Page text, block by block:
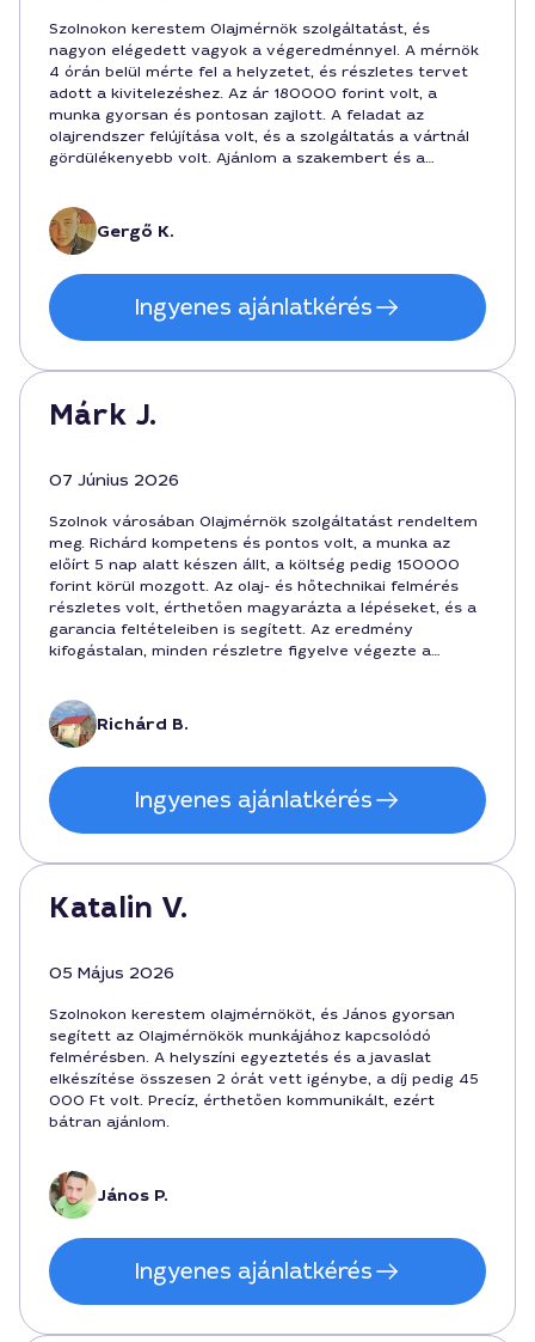
Szolnokon kerestem Olajmérnök szolgáltatást, és
nagyon elégedett vagyok a végeredménnyel. A mérnök
4 órán belül mérte fel a helyzetet, és részletes tervet
adott a kivitelezéshez. Az ár 180000 forint volt, a
munka gyorsan és pontosan zajlott. A feladat az
olajrendszer felújítása volt, és a szolgáltatás a vártnál
gördülékenyebb volt. Ajánlom a szakembert és a
Gergő K.
Ingyenes ajánlatkérés
Márk J.
07 Június 2026
Szolnok városában Olajmérnök szolgáltatást rendeltem
meg. Richárd kompetens és pontos volt, a munka az
előírt 5 nap alatt készen állt, a költség pedig 150000
forint körül mozgott. Az olaj- és hőtechnikai felmérés
részletes volt, érthetően magyarázta a lépéseket, és a
garancia feltételeiben is segített. Az eredmény
kifogástalan, minden részletre figyelve végezte a
Richárd B.
Ingyenes ajánlatkérés
Katalin V.
05 Május 2026
Szolnokon kerestem olajmérnököt, és János gyorsan
segített az Olajmérnökök munkájához kapcsolódó
felmérésben. A helyszíni egyeztetés és a javaslat
elkészítése összesen 2 órát vett igénybe, a díj pedig 45
000 Ft volt. Precíz, érthetően kommunikált, ezért
bátran ajánlom.
János P.
Ingyenes ajánlatkérés